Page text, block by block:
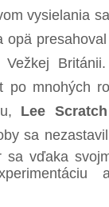
vysielania sa
po mnohých
Lee
sa
sa vďaka